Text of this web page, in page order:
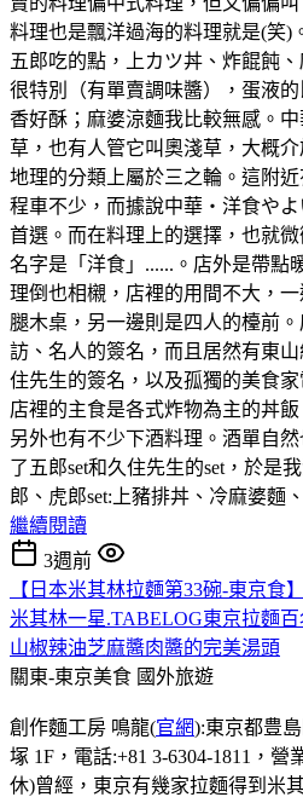
料理也是飄洋過海的料理就是(笑)
五郎吃的點，上カツ丼、炸餛飩
很特別（有單賣調味醬），蛋液
香好酥；麻婆涼麵我比較無感。
草，也有人管它叫奧淺草，大概
地理的分類上屬於三之輪。這附
程車不少，而據說中華・洋食や
首選。而在料理上的選擇，也就
名字是「洋食」......。店外是帶點
理倒也相櫬，店裡的用間不大，
腿木桌，另一邊則是四人的檯前
訪、名人的簽名，而且居然有東
住先生的簽名，以及孤獨的美食家
店裡的主食是各式炸物為主的丼
另外也有不少下酒料理。酒單自
了五郎set和久住先生的set，於是
郎、虎郎set:上豬排丼、冷麻婆麵
繼續閱讀
3週前
【日本米其林拉麵第33碗-東京食
米其林一星.TABELOG東京拉麵
山椒辣油芝麻醬肉醬的完美湯頭
關東-東京美食 國外旅遊
創作麵工房 鳴龍(官網):東京都豊
塚 1F，電話:+81 3-6304-1811，營
休)曾經，東京有幾家拉麵得到米